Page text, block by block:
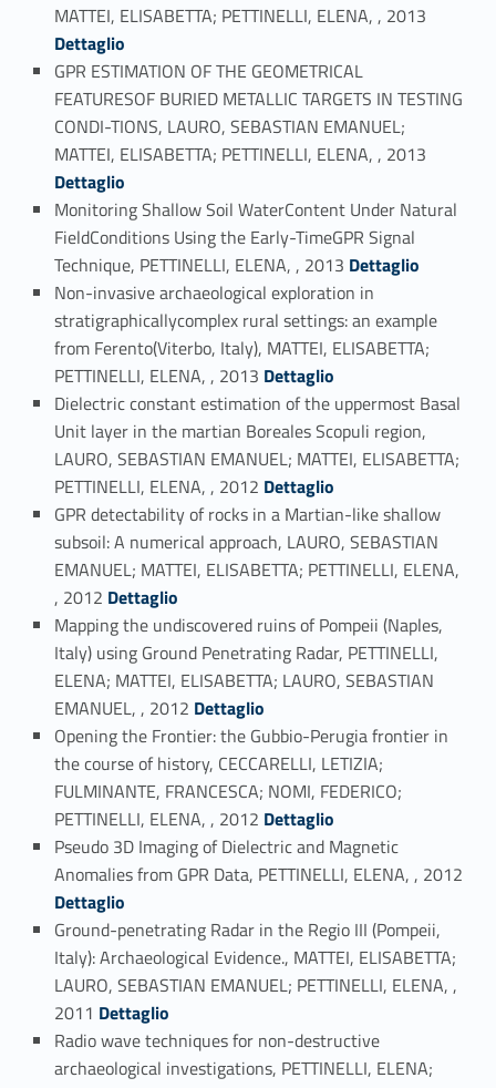
MATTEI, ELISABETTA; PETTINELLI, ELENA, , 2013
Dettaglio
GPR ESTIMATION OF THE GEOMETRICAL
FEATURESOF BURIED METALLIC TARGETS IN TESTING
CONDI-TIONS, LAURO, SEBASTIAN EMANUEL;
MATTEI, ELISABETTA; PETTINELLI, ELENA, , 2013
Dettaglio
Monitoring Shallow Soil WaterContent Under Natural
FieldConditions Using the Early-TimeGPR Signal
Technique, PETTINELLI, ELENA, , 2013 Link identifier #identifier_person_191548-48
Dettaglio
Non-invasive archaeological exploration in
stratigraphicallycomplex rural settings: an example
from Ferento(Viterbo, Italy), MATTEI, ELISABETTA;
PETTINELLI, ELENA, , 2013Link identifier #identifier_person_40647-49Dettaglio
Dielectric constant estimation of the uppermost Basal
Unit layer in the martian Boreales Scopuli region,
LAURO, SEBASTIAN EMANUEL; MATTEI, ELISABETTA;
PETTINELLI, ELENA, , 2012 Link identifier #identifier_person_58671-50
Dettaglio
GPR detectability of rocks in a Martian-like shallow
subsoil: A numerical approach, LAURO, SEBASTIAN
EMANUEL; MATTEI, ELISABETTA; PETTINELLI, ELENA,
, 2012 Link identifier #identifier_person_117645-51
Dettaglio
Mapping the undiscovered ruins of Pompeii (Naples,
Italy) using Ground Penetrating Radar, PETTINELLI,
ELENA; MATTEI, ELISABETTA; LAURO, SEBASTIAN
EMANUEL, , 2012 Link identifier #identifier_person_175208-52
Dettaglio
Opening the Frontier: the Gubbio-Perugia frontier in
the course of history, CECCARELLI, LETIZIA;
FULMINANTE, FRANCESCA; NOMI, FEDERICO;
PETTINELLI, ELENA, , 2012Link identifier #identifier_person_83271-53Dettaglio
Pseudo 3D Imaging of Dielectric and Magnetic
Anomalies from GPR Data, PETTINELLI, ELENA, , 2012
Dettaglio
Ground-penetrating Radar in the Regio III (Pompeii,
Italy): Archaeological Evidence., MATTEI, ELISABETTA;
LAURO, SEBASTIAN EMANUEL; PETTINELLI, ELENA, ,
2011 Link identifier #identifier_person_65875-55
Dettaglio
Radio wave techniques for non-destructive
archaeological investigations, PETTINELLI, ELENA;